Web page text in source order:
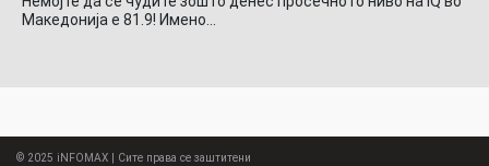
Македонија е 81.9! Имено…
© 2025 iNFOMAX | Сите права се заштитени